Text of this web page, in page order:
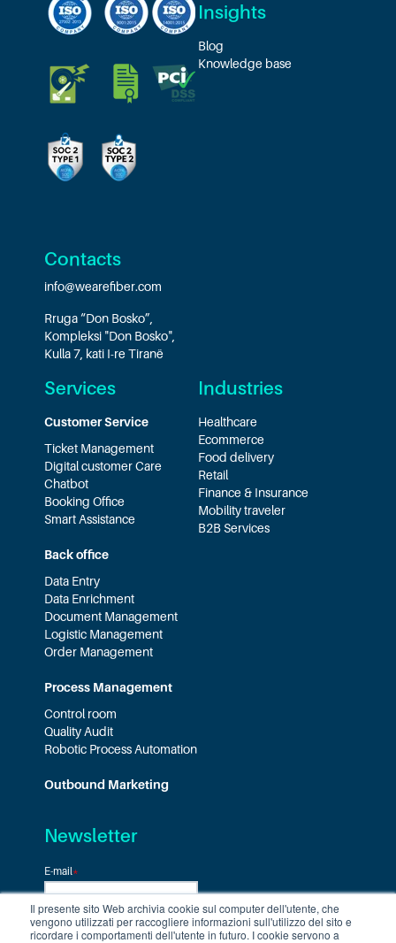
Il presente sito Web archivia cookie sul computer dell'utente, che
vengono utilizzati per raccogliere informazioni sull'utilizzo del sito e
ricordare i comportamenti dell'utente in futuro. I cookie servono a
Contacts
info@wearefiber.com
Rruga “Don Bosko”,
Kompleksi "Don Bosko",
Kulla 7, kati I-re Tiranë
Insights
Blog
Knowledge base
Services
Customer Service
Ticket Management
Digital customer Care
Chatbot
Booking Office
Smart Assistance
Back office
Data Entry
Data Enrichment
Document Management
Logistic Management
Order Management
Process Management
Control room
Quality Audit
Robotic Process Automation
Outbound Marketing
Industries
Healthcare
Ecommerce
Food delivery
Retail
Finance & Insurance
Mobility traveler
B2B Services
Newsletter
E-mail*